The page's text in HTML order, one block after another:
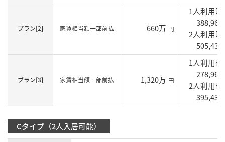
プラン[2] 家賃相当額一部前払 660万 円
1人利用
388,960
2人利用
505,430
プラン[3] 家賃相当額一部前払 1,320万 円
1人利用
278,960
2人利用
395,430
Cタイプ（2人入居可能）